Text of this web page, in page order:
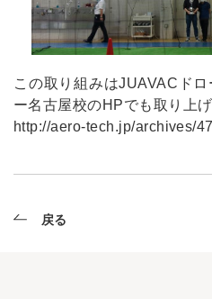
この取り組みはJUAVACド
ー名古屋校のHPでも取り上
http://aero-tech.jp/archives/
戻る